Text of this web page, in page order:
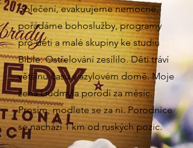
oblečení, evakuujeme nemocné,
pořádáme bohoslužby, programy
pro děti a malé skupiny ke studiu
Bible. Ostřelování zesílilo. Děti tráví
většinu času v azylovém domě. Moje
žena Liudmyla porodí za měsíc.
Prosím, modlete se za ni. Porodnice
se nachází 1 km od ruských pozic.